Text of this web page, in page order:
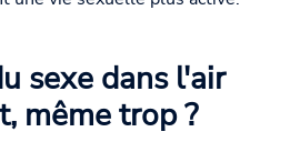
sexe dans l'air
même trop ?